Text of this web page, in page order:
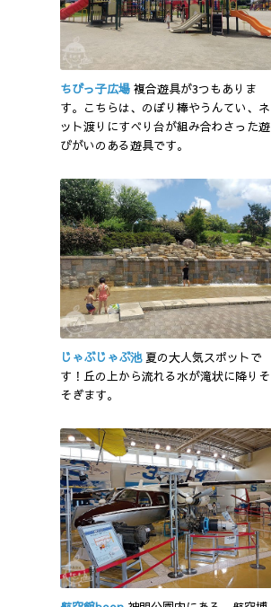
ちびっ子広場 複合遊具が3つもありま
す。こちらは、のぼり棒やうんてい、ネ
ット渡りにすべり台が組み合わさった遊
びがいのある遊具です。
じゃぶじゃぶ池夏の大人気スポットで
す！丘の上から流れる水が滝状に降りそ
そぎます。